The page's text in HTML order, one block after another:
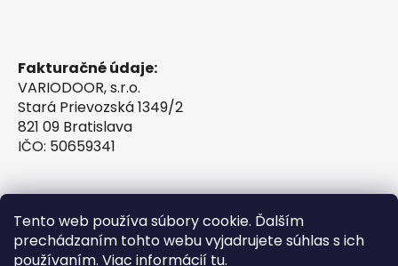
Tento web používa súbory cookie. Ďalším
prechádzaním tohto webu vyjadrujete súhlas s ich
používaním. Viac informácií tu.
Fakturačné údaje:
VARIODOOR, s.r.o.
Stará Prievozská 1349/2
821 09 Bratislava
IČO: 50659341